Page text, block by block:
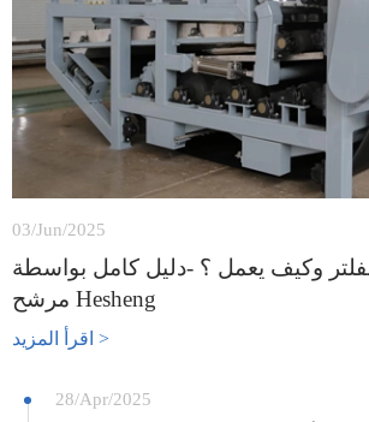
03/Jun/2025
وكيف يعمل ؟ -دليل كامل بواسطة
مرشح Hesheng
اقرأ المزيد >
28/Apr/2025